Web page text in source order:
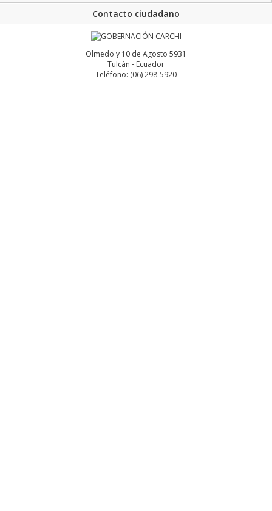
Contacto ciudadano
Olmedo y 10 de Agosto 5931
Tulcán - Ecuador
Teléfono: (06) 298-5920